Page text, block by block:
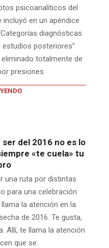
psicoanalíticos del
en un apéndice
diagnósticas
posteriores”
eliminado totalmente de
presiones
del 2016 no es lo
«te cuela» tu
una ruta por distintas
para una celebración
la atención en la
de 2016. Te gusta,
Allí, te llama la atención
que se